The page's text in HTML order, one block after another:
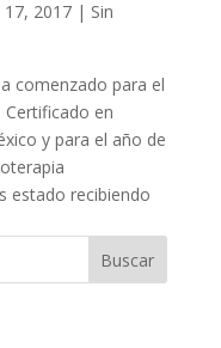
17, 2017| Sin
comenzado para el
en
y para el año de
estado recibiendo